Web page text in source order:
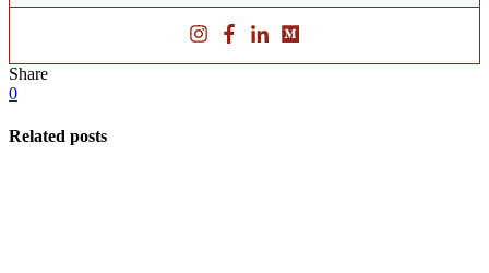
Share
0
Related posts